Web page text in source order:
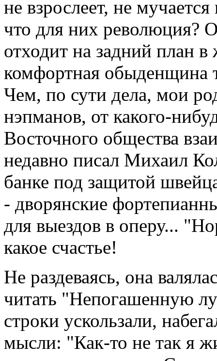
не взрослеет, не
что для них революция?
отходит на задний план
комфортная обыденщина
Чем, по сути дела, мои
нэпманов, от какого-
Восточного общества
недавно писал Михаил
банке под защитой
- дворянские
для выездов в оперу...
какое счастье!
Не раздеваясь, она
читать "Непогашенную
строки ускользали,
мысли: "Как-то не так я